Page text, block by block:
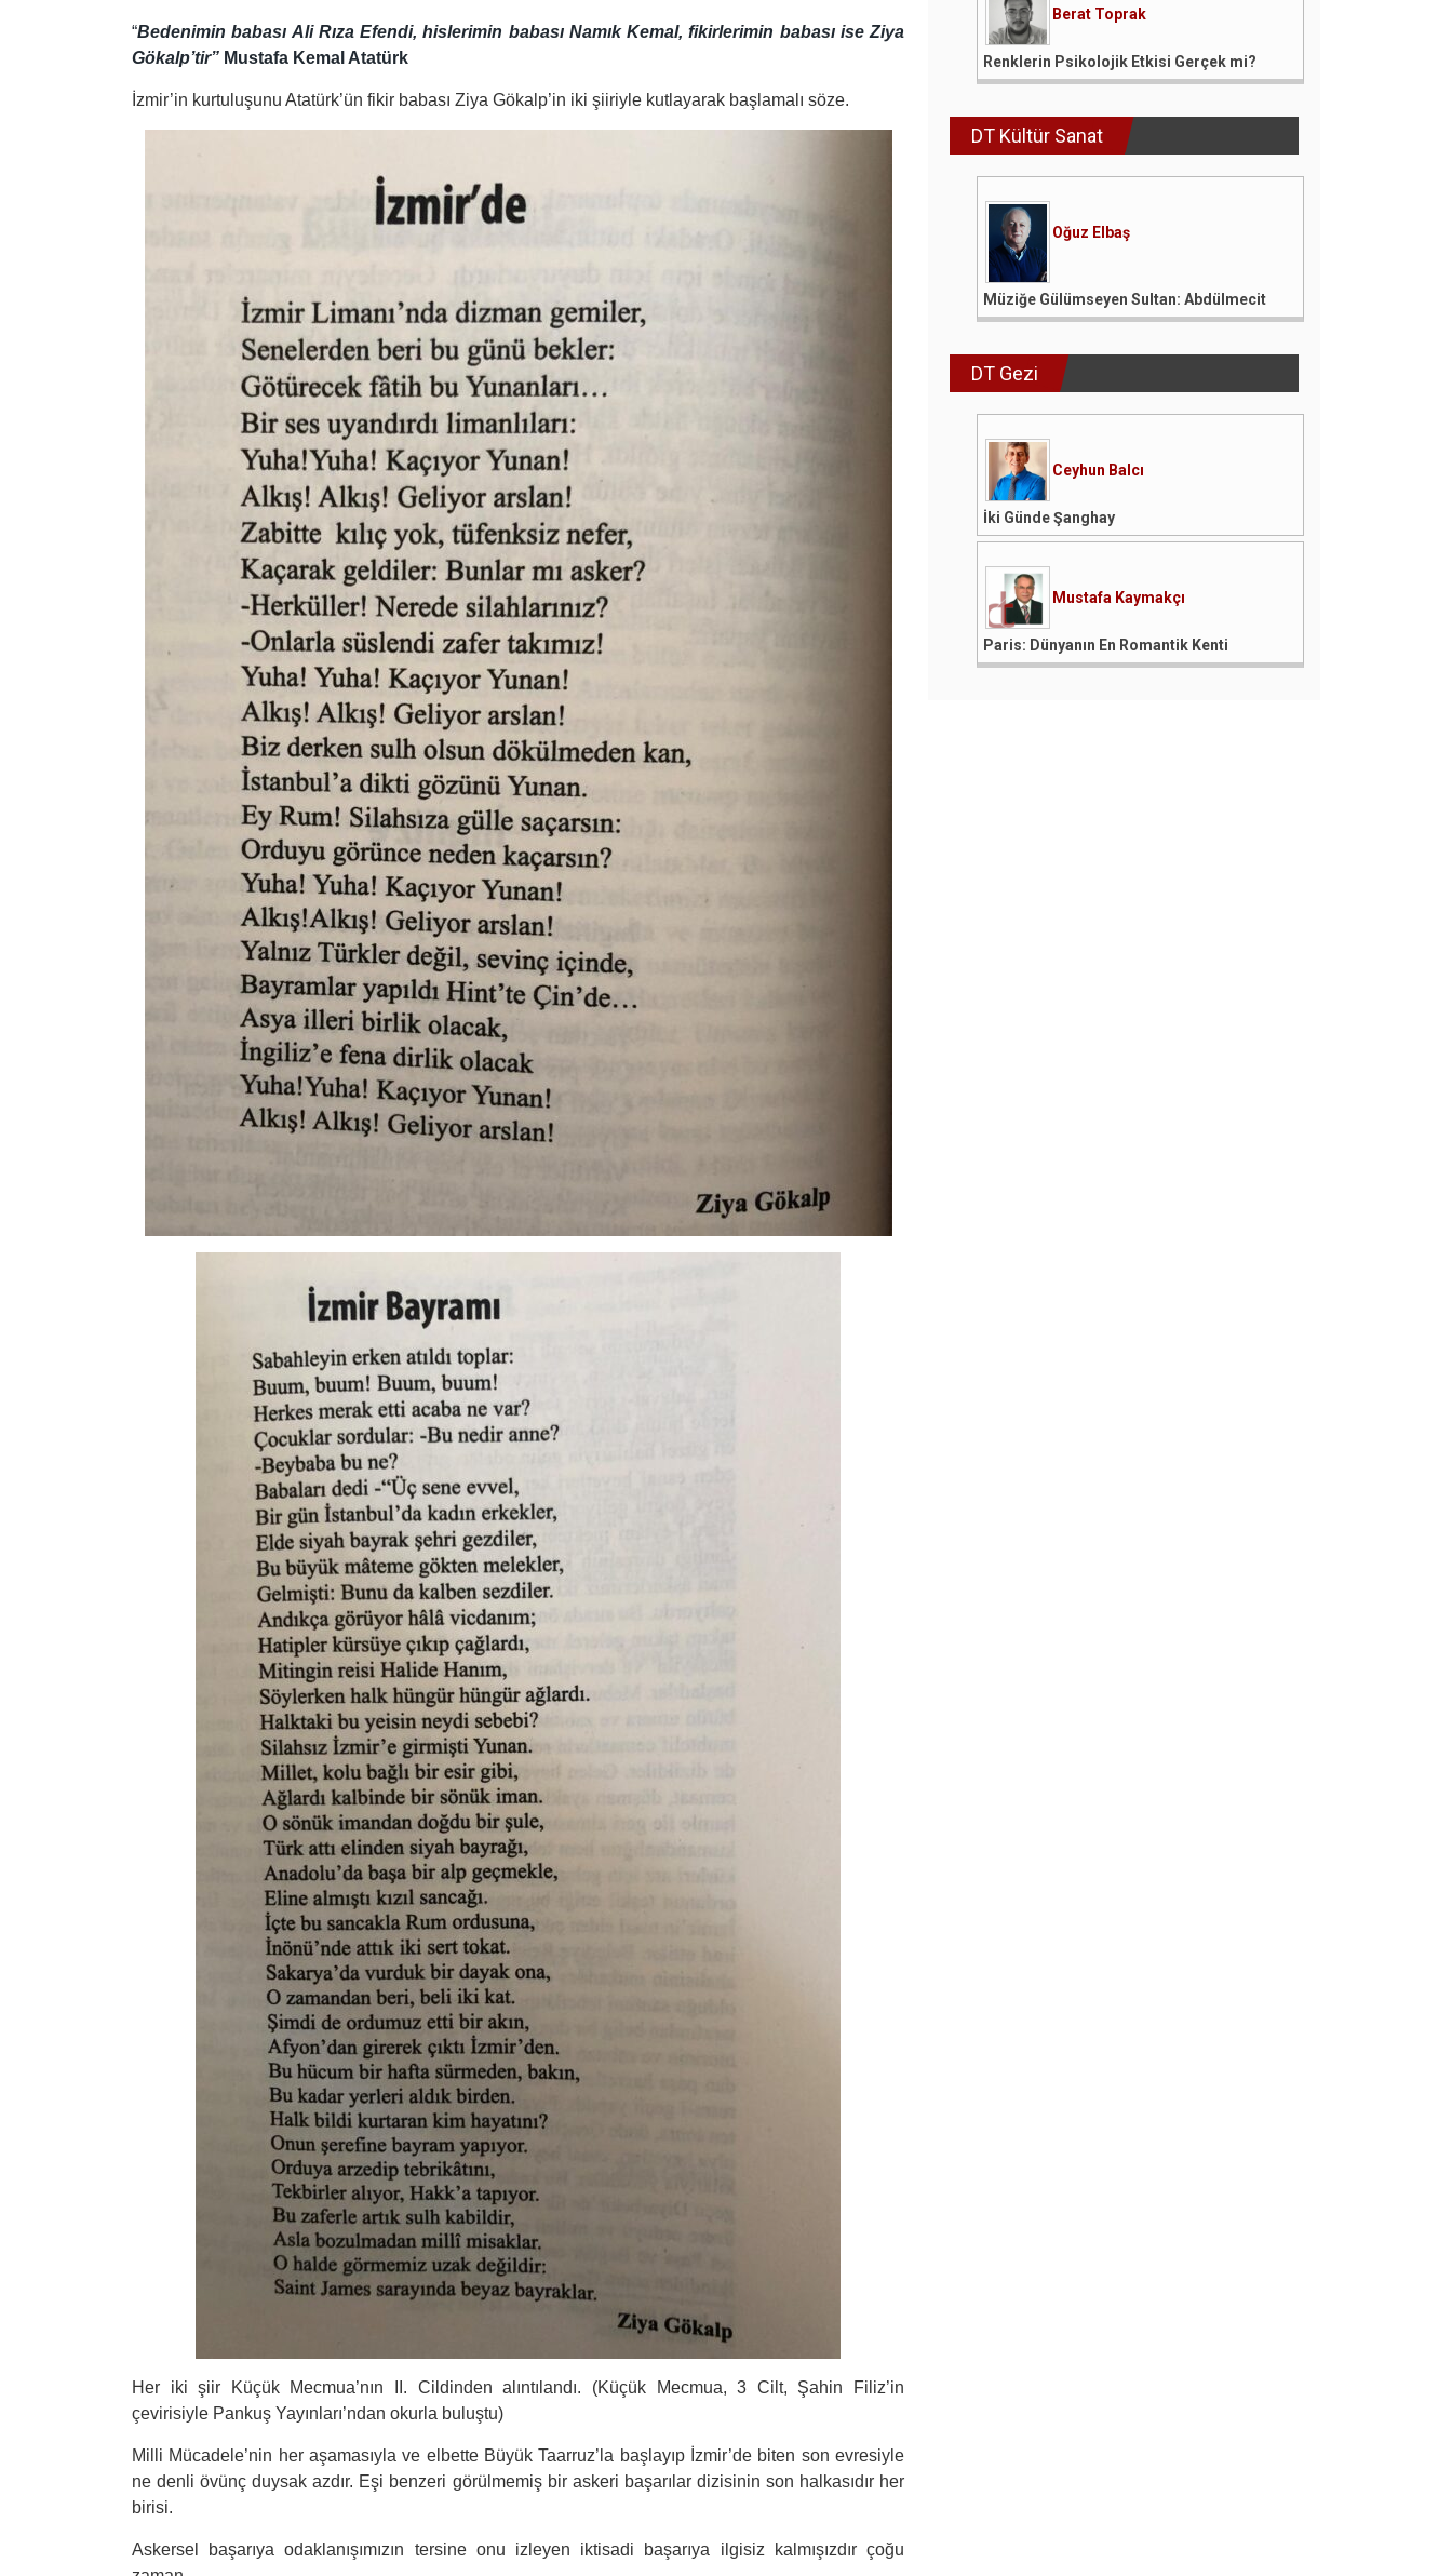
“Bedenimin babası Ali Rıza Efendi, hislerimin babası Namık Kemal, fikirlerimin babası ise Ziya
Gökalp’tir” Mustafa Kemal Atatürk
İzmir’in kurtuluşunu Atatürk’ün fikir babası Ziya Gökalp’in iki şiiriyle kutlayarak başlamalı söze.
Her iki şiir Küçük Mecmua’nın II. Cildinden alıntılandı. (Küçük Mecmua, 3 Cilt, Şahin Filiz’in
çevirisiyle Pankuş Yayınları’ndan okurla buluştu)
Milli Mücadele’nin her aşamasıyla ve elbette Büyük Taarruz’la başlayıp İzmir’de biten son evresiyle
ne denli övünç duysak azdır. Eşi benzeri görülmemiş bir askeri başarılar dizisinin son halkasıdır her
birisi.
Askersel başarıya odaklanışımızın tersine onu izleyen iktisadi başarıya ilgisiz kalmışızdır çoğu
Berat Toprak
Renklerin Psikolojik Etkisi Gerçek mi?
DT Kültür Sanat
Oğuz Elbaş
Müziğe Gülümseyen Sultan: Abdülmecit
DT Gezi
Ceyhun Balcı
İki Günde Şanghay
Mustafa Kaymakçı
Paris: Dünyanın En Romantik Kenti